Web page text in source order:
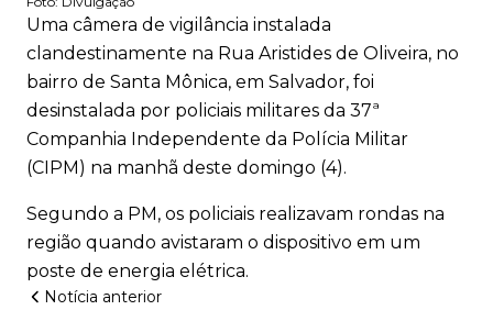
Uma câmera de vigilância instalada
clandestinamente na Rua Aristides de Oliveira, no
bairro de Santa Mônica, em Salvador, foi
desinstalada por policiais militares da 37ª
Companhia Independente da Polícia Militar
(CIPM) na manhã deste domingo (4).
Segundo a PM, os policiais realizavam rondas na
região quando avistaram o dispositivo em um
poste de energia elétrica.
Notícia anterior